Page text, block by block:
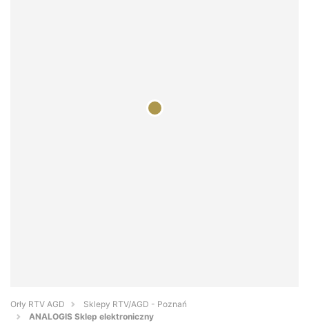
Orły RTV AGD
Sklepy RTV/AGD - Poznań
ANALOGIS Sklep elektroniczny